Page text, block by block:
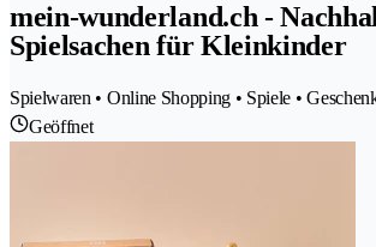
mein-wunderland.ch -
Spielsachen für Kleinkinder
Spielwaren • Online Shopping • Spiele •
Geöffnet